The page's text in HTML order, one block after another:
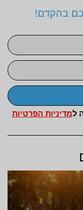
בהקדם!
למדיניות הפרטיות